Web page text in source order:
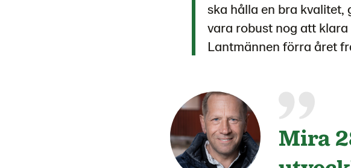
ska hålla en bra kvalitet,
vara robust nog att
Lantmännen förra året
Mira